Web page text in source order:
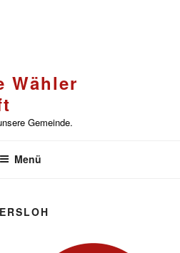
Wähler
Gemeinde.
Menü